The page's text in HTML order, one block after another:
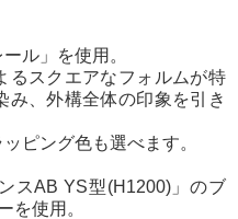
ル」を使用。
るスクエアなフォルムが特
み、外構全体の印象を引き
ピング色も選べます。
スAB YS型(H1200)」のブ
を使用。